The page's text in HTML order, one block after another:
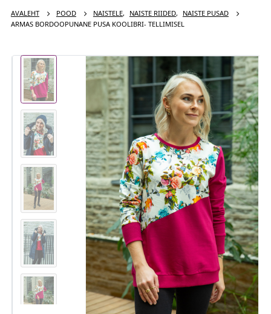
AVALEHT POOD NAISTELE, NAISTE RIIDED,
NAISTE PUSAD
ARMAS BORDOOPUNANE PUSA KOOLIBRI- TELLIMISEL